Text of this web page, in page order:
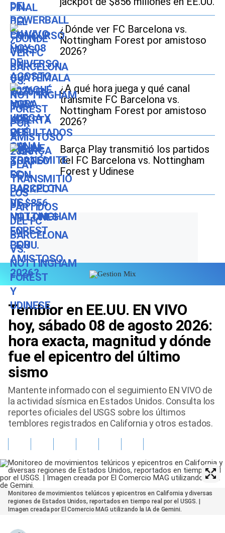
¿Dónde ver FC Barcelona vs.
Nottingham Forest por amistoso
2026?
¿A qué hora juega y qué canal
transmite FC Barcelona vs.
Nottingham Forest por amistoso
2026?
Barça Play transmitió los partidos
del FC Barcelona vs. Nottingham
Forest y Udinese